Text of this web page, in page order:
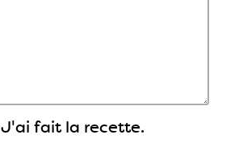
J'ai fait la recette.